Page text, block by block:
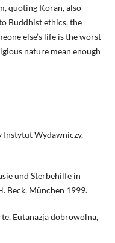
quoting Koran, also
Buddhist ethics, the
else’s life is the worst
nature mean enough
Instytut Wydawniczy,
und Sterbehilfe in
Beck, München 1999.
Eutanazja dobrowolna,